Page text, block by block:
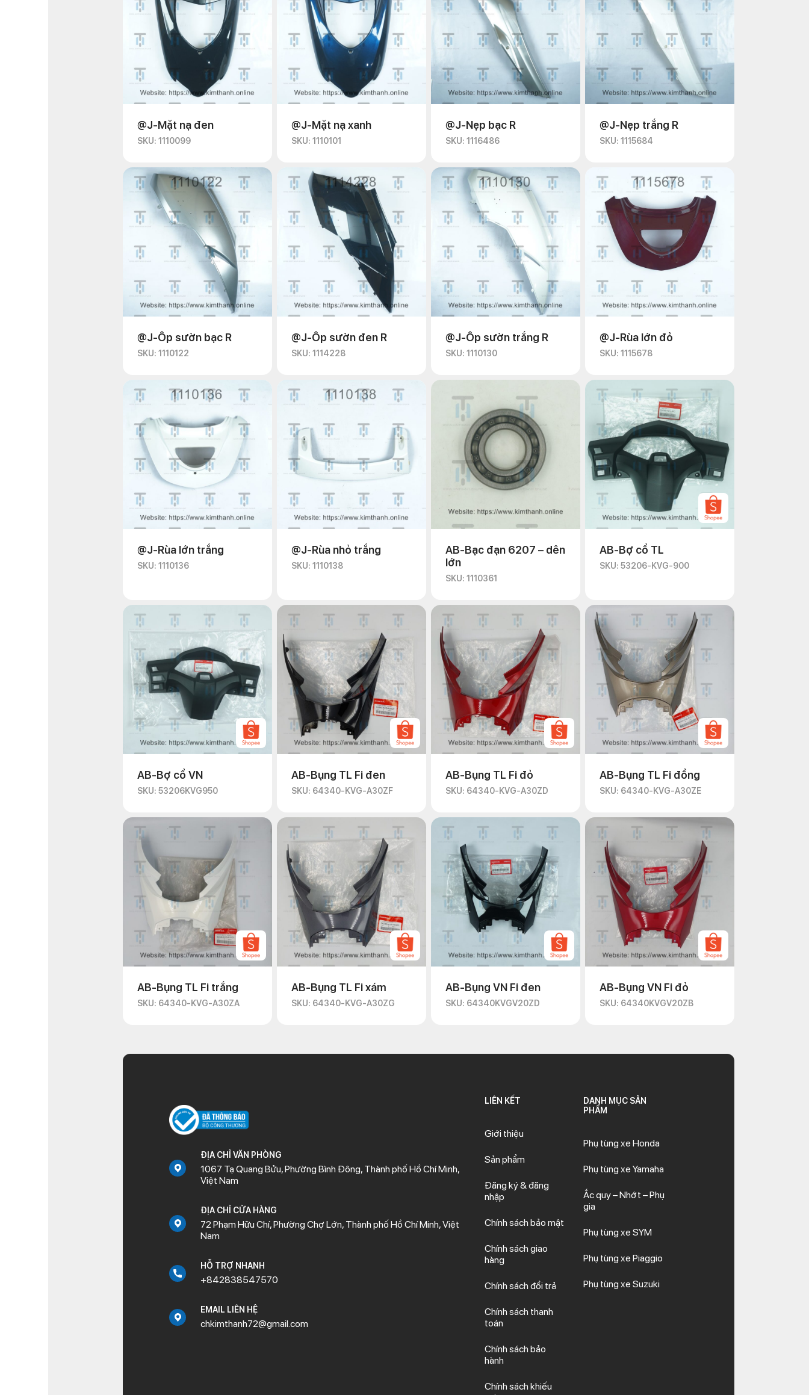
@J-Mặt nạ đen
SKU: 1110099
@J-Mặt nạ xanh
SKU: 1110101
@J-Nẹp bạc R
SKU: 1116486
@J-Nẹp trắng R
SKU: 1115684
@J-Ốp sườn bạc R
SKU: 1110122
@J-Ốp sườn đen R
SKU: 1114228
@J-Ốp sườn trắng R
SKU: 1110130
@J-Rùa lớn đỏ
SKU: 1115678
@J-Rùa lớn trắng
SKU: 1110136
@J-Rùa nhỏ trắng
SKU: 1110138
AB-Bạc đạn 6207 – dên
lớn
SKU: 1110361
AB-Bợ cổ TL
SKU: 53206-KVG-900
AB-Bợ cổ VN
SKU: 53206KVG950
AB-Bụng TL Fi đen
SKU: 64340-KVG-A30ZF
AB-Bụng TL Fi đỏ
SKU: 64340-KVG-A30ZD
AB-Bụng TL Fi đồng
SKU: 64340-KVG-A30ZE
AB-Bụng TL Fi trắng
SKU: 64340-KVG-A30ZA
AB-Bụng TL Fi xám
SKU: 64340-KVG-A30ZG
AB-Bụng VN Fi đen
SKU: 64340KVGV20ZD
AB-Bụng VN Fi đỏ
SKU: 64340KVGV20ZB
ĐỊA CHỈ VĂN PHÒNG
1067 Tạ Quang Bửu, Phường Bình Đông, Thành phố Hồ Chí Minh,
Việt Nam
ĐỊA CHỈ CỬA HÀNG
72 Phạm Hữu Chí, Phường Chợ Lớn, Thành phố Hồ Chí Minh, Việt
Nam
HỖ TRỢ NHANH
+842838547570
EMAIL LIÊN HỆ
chkimthanh72@gmail.com
LIÊN KẾT
Giới thiệu
Sản phẩm
Đăng ký & đăng
nhập
Chính sách bảo mật
Chính sách giao
hàng
Chính sách đổi trả
Chính sách thanh
toán
Chính sách bảo
hành
Chính sách khiếu
DANH MỤC SẢN
PHẨM
Phụ tùng xe Honda
Phụ tùng xe Yamaha
Ắc quy – Nhớt – Phụ
gia
Phụ tùng xe SYM
Phụ tùng xe Piaggio
Phụ tùng xe Suzuki